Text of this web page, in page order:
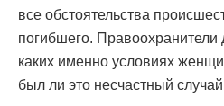
все обстоятельства
погибшего.
каких именно условиях
был ли это несчастный